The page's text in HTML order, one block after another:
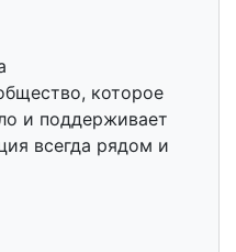
которое
и поддерживает
всегда рядом и